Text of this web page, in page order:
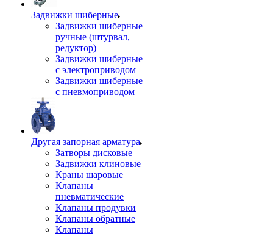
Задвижки шиберные
Задвижки шиберные
ручные (штурвал,
редуктор)
Задвижки шиберные
с электроприводом
Задвижки шиберные
с пневмоприводом
Другая запорная арматура
Затворы дисковые
Задвижки клиновые
Краны шаровые
Клапаны
пневматические
Клапаны продувки
Клапаны обратные
Клапаны